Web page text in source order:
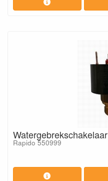
Watergebrekschakelaar
Rapido 550999